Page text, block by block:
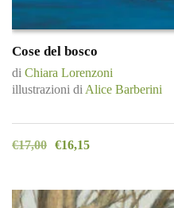
Cose del bosco
di Chiara Lorenzoni
illustrazioni di Alice Barberini
€17,00 €16,15